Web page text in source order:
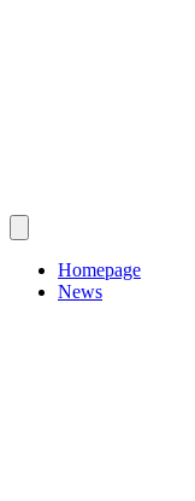
Homepage
News